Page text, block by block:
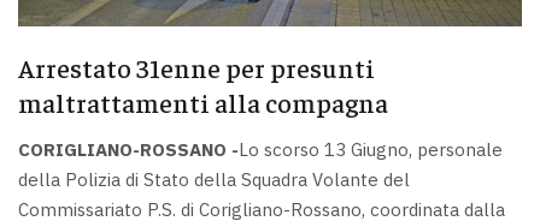
Arrestato 31enne per presunti
maltrattamenti alla compagna
CORIGLIANO-ROSSANO -Lo scorso 13 Giugno, personale
della Polizia di Stato della Squadra Volante del
Commissariato P.S. di Corigliano-Rossano, coordinata dalla